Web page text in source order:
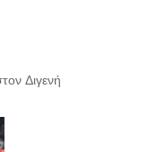
Διγενή